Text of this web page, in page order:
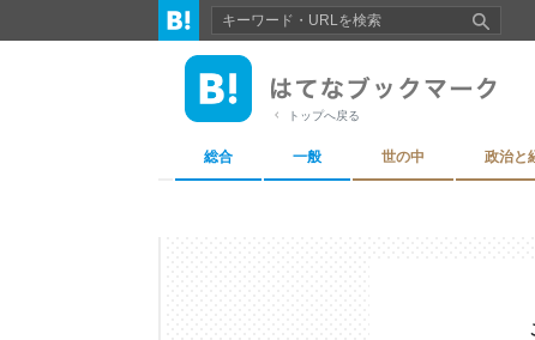
トップへ戻る
総合 一般 世の中 政治と